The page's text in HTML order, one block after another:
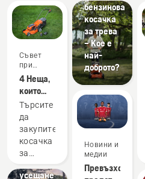
Съвет
при
покупка
4 Неща,
които
трябва
да имате
предвид
при
закупуване
косачка
Търсите
да
закупите
косачка
за
Изпитайте
усещане
бензинова
косачка
за трева
– Кое е
най-
доброто?
Новини и
медии
Превъзходното